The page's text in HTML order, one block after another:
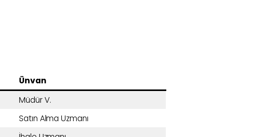
Ünvan
Müdür V.
Satın Alma Uzmanı